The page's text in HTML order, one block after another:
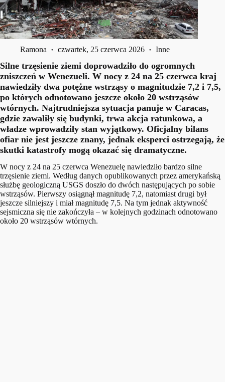
Ramona czwartek, 25 czerwca 2026 Inne
Silne trzęsienie ziemi doprowadziło do ogromnych
zniszczeń w Wenezueli. W nocy z 24 na 25 czerwca kraj
nawiedziły dwa potężne wstrząsy o magnitudzie 7,2 i 7,5,
po których odnotowano jeszcze około 20 wstrząsów
wtórnych. Najtrudniejsza sytuacja panuje w Caracas,
gdzie zawaliły się budynki, trwa akcja ratunkowa, a
władze wprowadziły stan wyjątkowy. Oficjalny bilans
ofiar nie jest jeszcze znany, jednak eksperci ostrzegają, że
skutki katastrofy mogą okazać się dramatyczne.
W nocy z 24 na 25 czerwca Wenezuelę nawiedziło bardzo silne
trzęsienie ziemi. Według danych opublikowanych przez amerykańską
służbę geologiczną USGS doszło do dwóch następujących po sobie
wstrząsów. Pierwszy osiągnął magnitudę 7,2, natomiast drugi był
jeszcze silniejszy i miał magnitudę 7,5. Na tym jednak aktywność
sejsmiczna się nie zakończyła – w kolejnych godzinach odnotowano
około 20 wstrząsów wtórnych.